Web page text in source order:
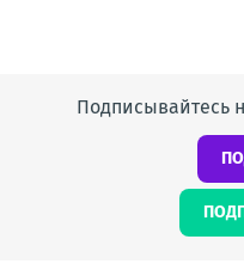
Подписывайтесь